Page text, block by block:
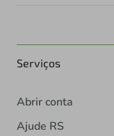
Serviços
Abrir conta
Ajude RS